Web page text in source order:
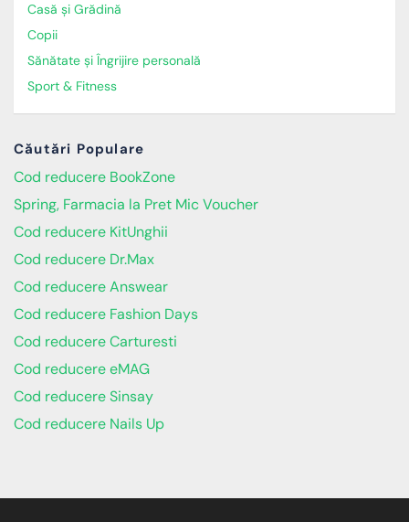
Casă și Grădină
Copii
Sănătate și Îngrijire personală
Sport & Fitness
Căutări Populare
Cod reducere BookZone
Spring, Farmacia la Pret Mic Voucher
Cod reducere KitUnghii
Cod reducere Dr.Max
Cod reducere Answear
Cod reducere Fashion Days
Cod reducere Carturesti
Cod reducere eMAG
Cod reducere Sinsay
Cod reducere Nails Up